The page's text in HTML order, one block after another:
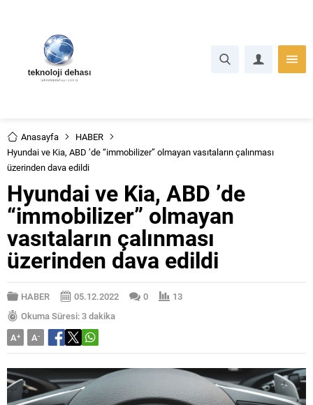
Anasayfa
HABER
Hyundai ve Kia, ABD ’de “immobilizer” olmayan vasıtaların çalınması
üzerinden dava edildi
Hyundai ve Kia, ABD ’de
“immobilizer” olmayan
vasıtaların çalınması
üzerinden dava edildi
HABER 05.12.2022 0
13
Okuma Süresi: 3 dakika
A+ A-